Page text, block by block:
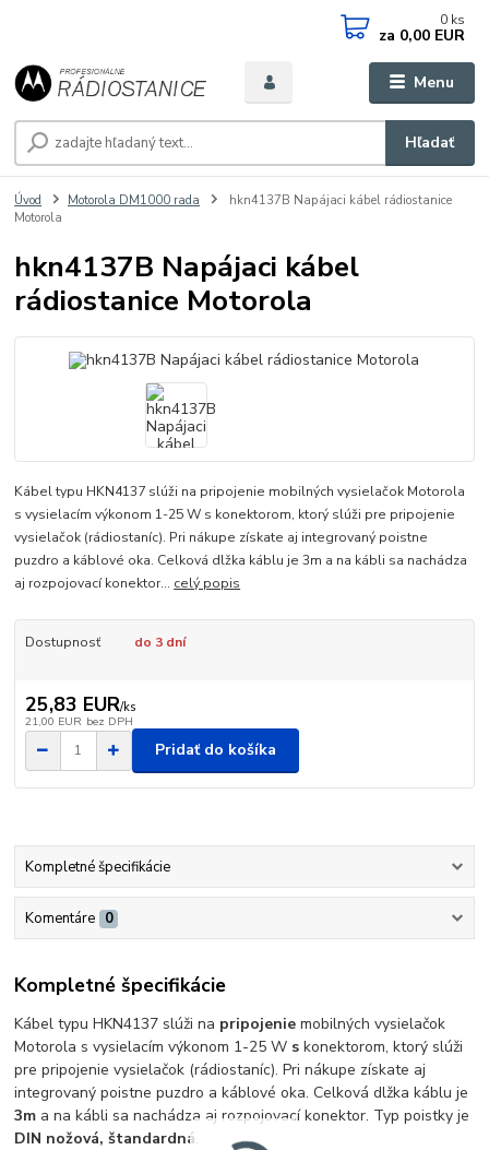
Menu
Hľadať
0 ks
za 0,00 EUR
Úvod Motorola DM1000 rada
hkn4137B Napájaci kábel rádiostanice
Motorola
hkn4137B Napájaci kábel
rádiostanice Motorola
Kábel typu HKN4137 slúži na pripojenie mobilných vysielačok Motorola
s vysielacím výkonom 1-25 W s konektorom, ktorý slúži pre pripojenie
vysielačok (rádiostaníc). Pri nákupe získate aj integrovaný poistne
puzdro a káblové oka. Celková dlžka káblu je 3m a na kábli sa nachádza
aj rozpojovací konektor... celý popis
Dostupnosť do 3 dní
25,83 EUR/ks
21,00 EUR bez DPH
Pridať do košíka
Kompletné špecifikácie
Komentáre 0
Kompletné špecifikácie
Kábel typu HKN4137 slúži na pripojenie mobilných vysielačok
Motorola s vysielacím výkonom 1-25 W s konektorom, ktorý slúži
pre pripojenie vysielačok (rádiostaníc). Pri nákupe získate aj
integrovaný poistne puzdro a káblové oka. Celková dlžka káblu je
3m a na kábli sa nachádza aj rozpojovací konektor. Typ poistky je
DIN nožová, štandardná.